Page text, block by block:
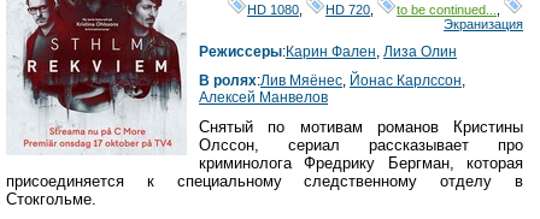
HD 1080 HD 720 to be continued...
Экранизация
Режиссеры:Карин Фален Лиза Олин
В ролях:Лив Мяёнес Йонас Карлссон
Алексей Манвелов
Снятый по мотивам романов Кристины
Олссон, сериал рассказывает про
криминолога Фредрику Бергман, которая
присоединяется к специальному следственному отделу в
Стокгольме.